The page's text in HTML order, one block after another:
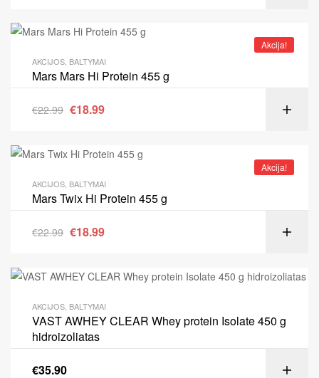
Akcija!
AKCIJOS, BALTYMAI
Mars Mars Hi Protein 455 g
€22.99 €18.99
Akcija!
AKCIJOS, BALTYMAI
Mars Twix Hi Protein 455 g
€22.99 €18.99
AKCIJOS BALTYMAI
VAST AWHEY CLEAR Whey protein Isolate 450 g
hidroizoliatas
€35.90